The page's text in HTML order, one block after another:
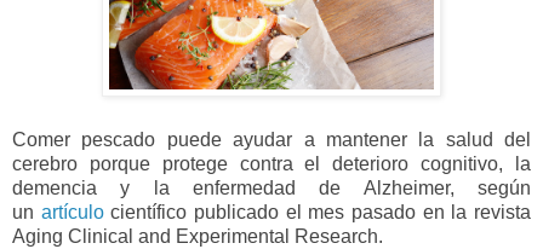
Comer pescado puede ayudar a mantener la salud del
cerebro porque protege contra el deterioro cognitivo, la
demencia y la enfermedad de Alzheimer, según
un artículocientífico publicado el mes pasado en la revista
Aging Clinical and Experimental Research.